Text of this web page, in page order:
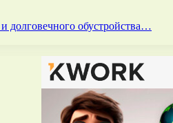
долговечного обустройства…